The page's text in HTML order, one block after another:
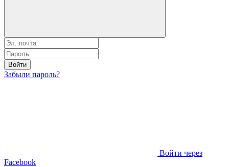
Войти
Забыли пароль?
Войти через
Facebook